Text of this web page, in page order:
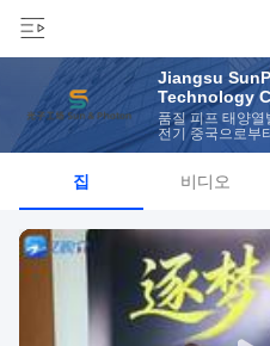
Jiangsu
Technology
품질 피프 태양
전기 중국으로부
집 비디오